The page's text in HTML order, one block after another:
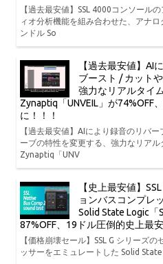
【過去最安値】SSL 4000コンソール
ィオ分析機能を組み合わせた、アナ
ンドル So
【過去最安値】AI
ブースト / カット
強力なリアルタイ
Zynaptiq「UNVEIL」が74%OFF
に！！！
【過去最安値】AIにより録音のリバ
ーブの特性を変更する、強力なリア
Zynaptiq「UNV
【史上最安値】
ョンバスコンプレ
Solid State Logic「
87%OFF、19ドル圧倒的史上最
【価格崩壊セール】SSL G シリーズ
ッサーをエミュレートした Solid